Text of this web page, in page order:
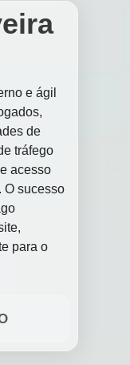
e ágil
de
tráfego
acesso
O sucesso
para o